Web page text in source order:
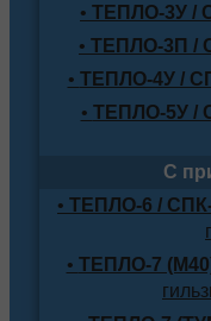
• ТЕПЛО-3У /
• ТЕПЛО-3П /
• ТЕПЛО-4У /
• ТЕПЛО-5У /
С
• ТЕПЛО-6 /
• ТЕПЛО-7